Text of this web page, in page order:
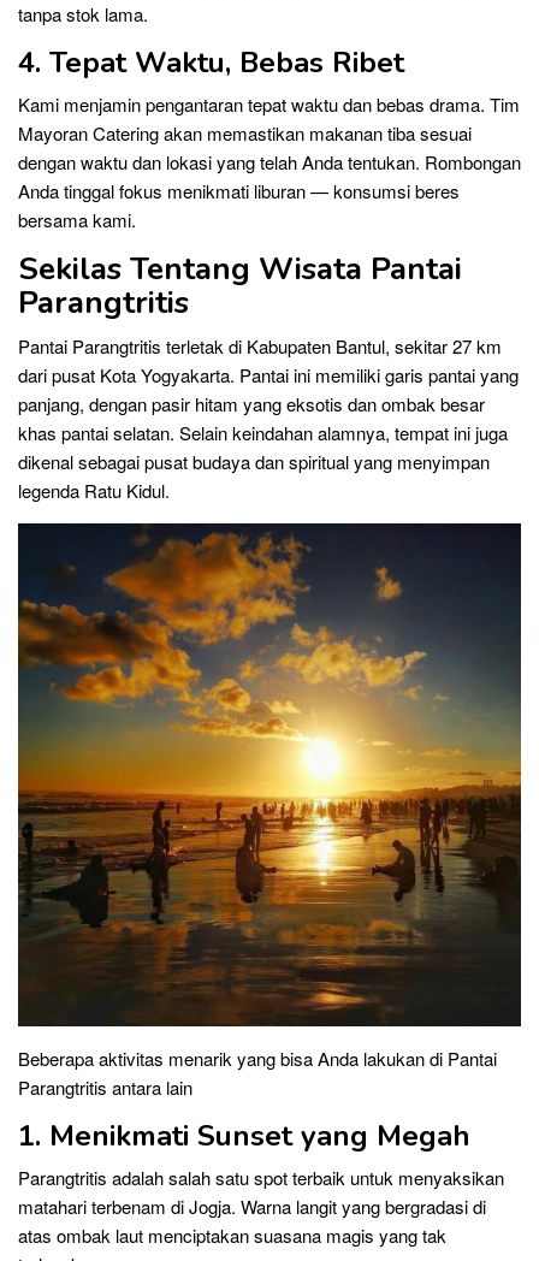
tanpa stok lama.
4. Tepat Waktu, Bebas Ribet
Kami menjamin pengantaran tepat waktu dan bebas drama. Tim
Mayoran Catering akan memastikan makanan tiba sesuai
dengan waktu dan lokasi yang telah Anda tentukan. Rombongan
Anda tinggal fokus menikmati liburan — konsumsi beres
bersama kami.
Sekilas Tentang Wisata Pantai
Parangtritis
Pantai Parangtritis terletak di Kabupaten Bantul, sekitar 27 km
dari pusat Kota Yogyakarta. Pantai ini memiliki garis pantai yang
panjang, dengan pasir hitam yang eksotis dan ombak besar
khas pantai selatan. Selain keindahan alamnya, tempat ini juga
dikenal sebagai pusat budaya dan spiritual yang menyimpan
legenda Ratu Kidul.
Beberapa aktivitas menarik yang bisa Anda lakukan di Pantai
Parangtritis antara lain
1. Menikmati Sunset yang Megah
Parangtritis adalah salah satu spot terbaik untuk menyaksikan
matahari terbenam di Jogja. Warna langit yang bergradasi di
atas ombak laut menciptakan suasana magis yang tak